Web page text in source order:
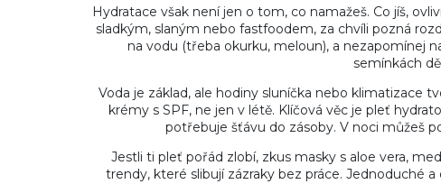
Hydratace však není jen o tom, co namažeš. Co jíš,
sladkým, slaným nebo fastfoodem, za chvíli pozná
na vodu (třeba okurku, meloun), a nezapomínej
semínkách
Voda je základ, ale hodiny sluníčka nebo klimatizace
krémy s SPF, ne jen v létě. Klíčová věc je pleť
potřebuje šťávu do zásoby. V noci můžeš
Jestli ti pleť pořád zlobí, zkus masky s aloe vera,
trendy, které slibují zázraky bez práce. Jednoduché